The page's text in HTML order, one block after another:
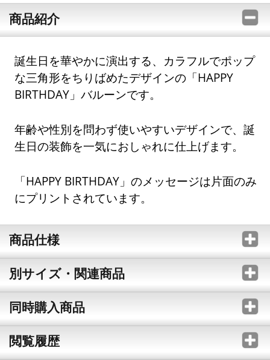
商品紹介
誕生日を華やかに演出する、カラフルでポップ
な三角形をちりばめたデザインの「HAPPY
BIRTHDAY」バルーンです。
年齢や性別を問わず使いやすいデザインで、誕
生日の装飾を一気におしゃれに仕上げます。
「HAPPY BIRTHDAY」のメッセージは片面のみ
にプリントされています。
商品仕様
別サイズ・関連商品
同時購入商品
閲覧履歴